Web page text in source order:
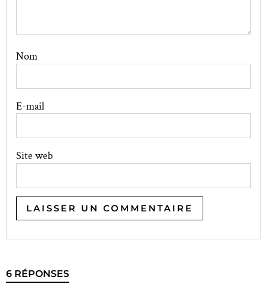
Nom
E-mail
Site web
6 RÉPONSES